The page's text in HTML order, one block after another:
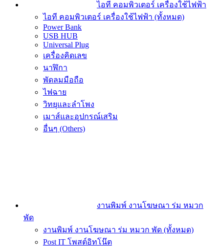
ไอที คอมพิวเตอร์ เครื่องใช้ไฟฟ้า
ไอที คอมพิวเตอร์ เครื่องใช้ไฟฟ้า (ทั้งหมด)
Power Bank
USB HUB
Universal Plug
เครื่องคิดเลข
นาฬิกา
พัดลมมือถือ
ไฟฉาย
วิทยุและลำโพง
เมาส์และอุปกรณ์เสริม
อื่นๆ (Others)
งานพิมพ์ งานโฆษณา ร่ม หมวก
พัด
งานพิมพ์ งานโฆษณา ร่ม หมวก พัด (ทั้งหมด)
Post IT โพสต์อิทโน๊ต